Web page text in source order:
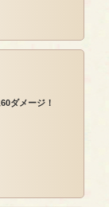
ダメージ！